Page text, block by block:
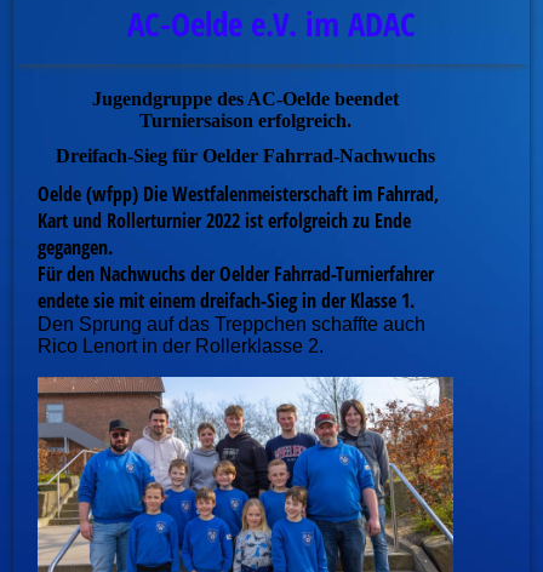
AC-Oelde e.V. im ADAC
Jugendgruppe des AC-Oelde beendet
Turniersaison erfolgreich.
Dreifach-Sieg für Oelder Fahrrad-Nachwuchs
Oelde (wfpp) Die Westfalenmeisterschaft im Fahrrad,
Kart und Rollerturnier 2022 ist erfolgreich zu Ende
gegangen.
Für den Nachwuchs der Oelder Fahrrad-Turnierfahrer
endete sie mit einem dreifach-Sieg in der Klasse 1.
Den Sprung auf das Treppchen schaffte auch
Rico Lenort in der Rollerklasse 2.